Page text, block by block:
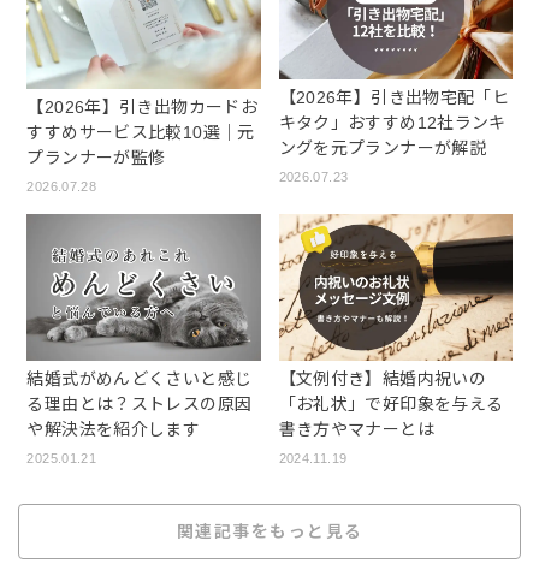
【2026年】引き出物カードお
すすめサービス比較10選｜元
プランナーが監修
2026.07.28
【2026年】引き出物宅配「ヒ
キタク」おすすめ12社ランキ
ングを元プランナーが解説
2026.07.23
結婚式がめんどくさいと感じ
る理由とは？ストレスの原因
や解決法を紹介します
2025.01.21
【文例付き】結婚内祝いの
「お礼状」で好印象を与える
書き方やマナーとは
2024.11.19
関連記事をもっと見る